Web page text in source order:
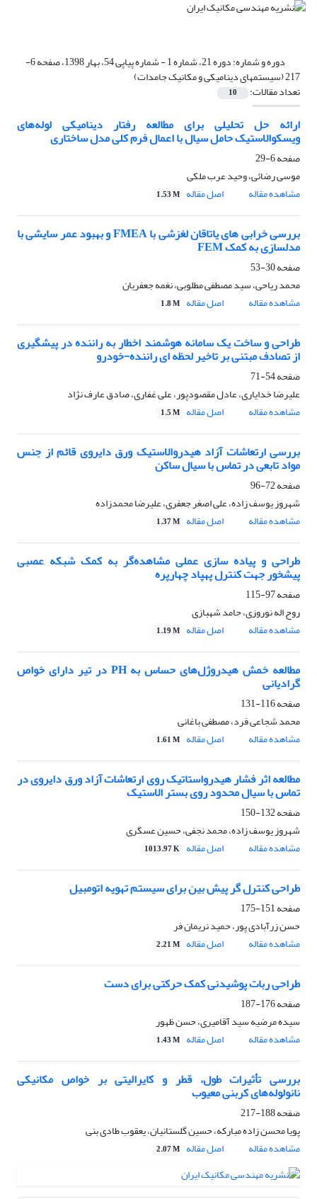
دوره و شماره: دوره 21، شماره 1 - شماره پیاپی 54، بهار 1398، صفحه 6-
217 (سیستمهای دینامیکی و مکانیک جامدات)
تعداد مقالات: 10
ارائه حل تحلیلی برای مطالعه رفتار دینامیکی لوله‌های
ویسکوالاستیک حامل سیال با اعمال فرم کلی مدل ساختاری
صفحه6-29
موسی رضائی، وحید عرب ملکی
مشاهده مقاله
اصل مقاله 1.53 M
بررسی خرابی های یاتاقان لغزشی با FMEA و بهبود عمر سایشی با
مدلسازی به کمک FEM
صفحه30-53
محمد ریاحی، سید مصطفی مطلوبی، نغمه جعفریان
مشاهده مقاله
اصل مقاله 1.8 M
طراحی و ساخت یک سامانه هوشمند اخطار به راننده در پیشگیری
از تصادف مبتنی بر تاخیر لحظه ای راننده-خودرو
صفحه54-71
علیرضا خدایاری، عادل مقصودپور، علی غفاری، صادق عارف نژاد
مشاهده مقاله
اصل مقاله 1.5 M
بررسی ارتعاشات آزاد هیدروالاستیک ورق دایروی قائم از جنس
مواد تابعی در تماس با سیال ساکن
صفحه72-96
شهروز یوسف زاده، علی اصغر جعفری، علیرضا محمدزاده
مشاهده مقاله
اصل مقاله 1.37 M
طراحی و پیاده سازی عملی مشاهده‌گر به کمک شبکه عصبی
پیشخور جهت کنترل پهپاد چهارپره
صفحه97-115
روح اله نوروزی، حامد شهبازی
مشاهده مقاله
اصل مقاله 1.19 M
مطالعه خمش هیدروژل‌های حساس به PH در تیر دارای خواص
گرادیانی
صفحه116-131
محمد شجاعی فرد، مصطفی باغانی
مشاهده مقاله
اصل مقاله 1.61 M
مطالعه اثر فشار هیدرواستاتیک روی ارتعاشات آزاد ورق دایروی در
تماس با سیال محدود روی بستر الاستیک
صفحه132-150
شهروز یوسف زاده، محمد نجفی، حسین عسگری
مشاهده مقاله
اصل مقاله 1013.97 K
طراحی کنترل گر پیش بین برای سیستم تهویه اتومبیل
صفحه151-175
حسن زرآبادی پور، حمید نریمان فر
مشاهده مقاله
اصل مقاله 2.21 M
طراحی ربات پوشیدنی کمک حرکتی برای دست
صفحه176-187
سیده مرضیه سید آقامیری، حسن ظهور
مشاهده مقاله
اصل مقاله 1.43 M
بررسی تأثیرات طول، قطر و کایرالیتی بر خواص مکانیکی
نانولوله‌های کربنی معیوب
صفحه188-217
پویا محسن زاده مبارکه، حسین گلستانیان، یعقوب طادی بنی
مشاهده مقاله
اصل مقاله 2.07 M